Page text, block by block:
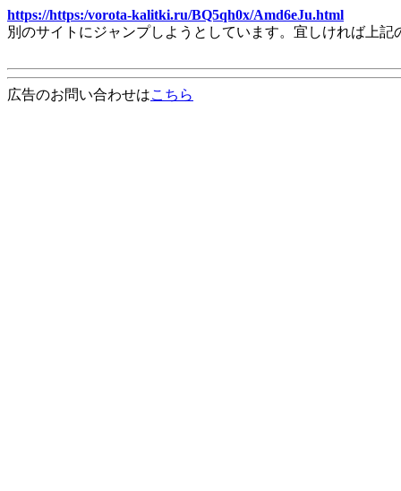
https://https:/vorota-kalitki.ru/BQ5qh0x/Amd6eJu.html
別のサイトにジャンプしようとしています。宜しければ上
広告のお問い合わせはこちら